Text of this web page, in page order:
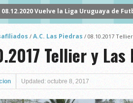
/ A.C. Las Piedras / 08.10.2017
Tellier y
Updated: octubre 8, 2017